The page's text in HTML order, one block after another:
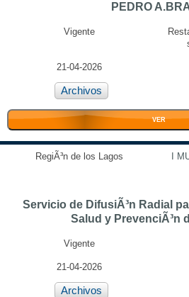
PEDRO
Vigente
21-04-2026
Archivos
VER
RegiÃ³n de los Lagos
I
Servicio de DifusiÃ³n Radial
Salud y PrevenciÃ³n
Vigente
21-04-2026
Archivos